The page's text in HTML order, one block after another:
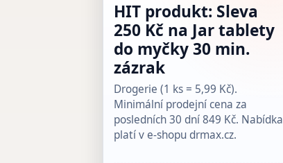
HIT produkt: Sleva
250 Kč na Jar tablety
do myčky 30 min.
zázrak
Drogerie (1 ks = 5,99 Kč).
Minimální prodejní cena za
posledních 30 dní 849 Kč. Nabídka
platí v e-shopu drmax.cz.